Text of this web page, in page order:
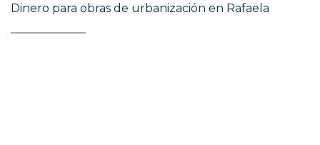
Dinero para obras de urbanización en Rafaela